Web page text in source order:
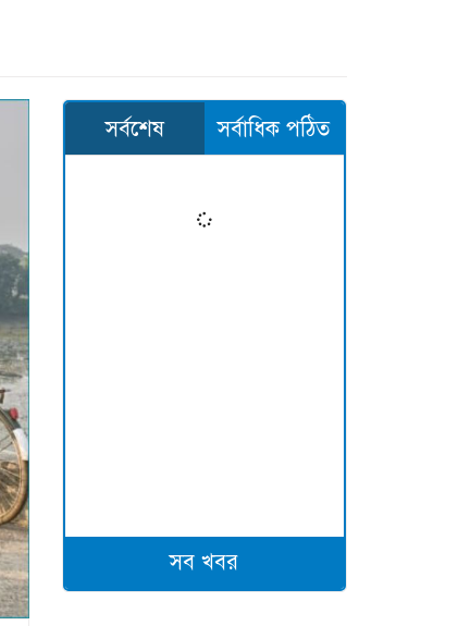
সর্বশেষ সর্বাধিক পঠিত
সব খবর